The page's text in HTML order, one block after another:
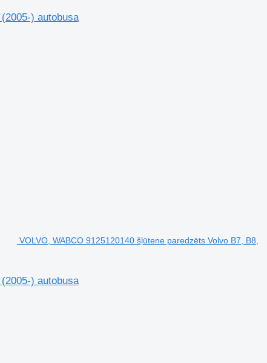
) autobusa
VOLVO, WABCO 9125120140 šļūtene paredzēts Volvo B7, B8,
) autobusa